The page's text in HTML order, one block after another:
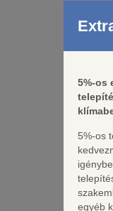
5%-os
5%-os
egyéb